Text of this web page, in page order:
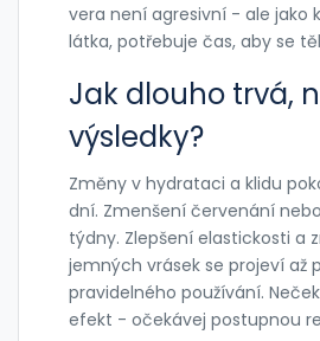
vera není agresivní - ale jako
látka, potřebuje čas, aby se
Jak dlouho trvá,
výsledky?
Změny v hydrataci a klidu
dní. Zmenšení červenání
týdny. Zlepšení elastickosti a
jemných vrásek se projeví až
pravidelného používání.
efekt - očekávej postupnou